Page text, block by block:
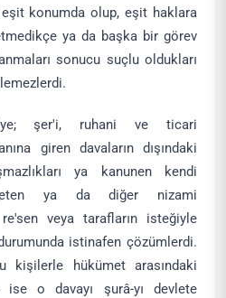
konumda olup, eşit haklara
ya da başka bir görev
sonucu suçlu oldukları
şer'i, ruhani ve ticari
giren davaların dışındaki
ya kanunen kendi
ya da diğer nizami
veya tarafların isteğiyle
istinafen çözümlerdi.
kişilerle hükümet arasındaki
ise o davayı şurâ-yı devlete